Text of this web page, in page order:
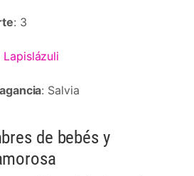
: 3
Lapislázuli
: Salvia
de bebés y